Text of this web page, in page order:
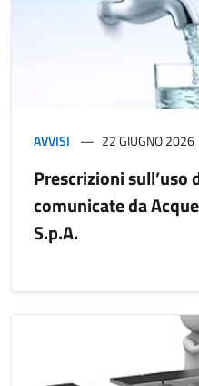
AVVISI 22 GIUGNO 2026
Prescrizioni sull’uso
comunicate da
S.p.A.